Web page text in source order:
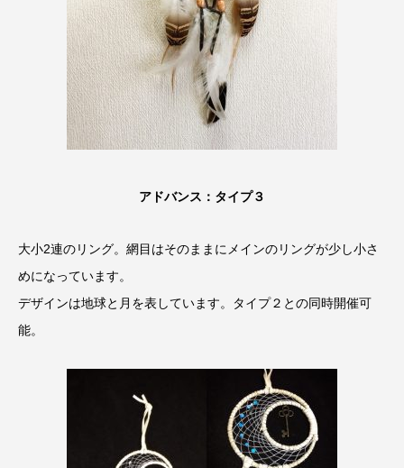
アドバンス：タイプ３
大小2連のリング。網目はそのままにメインのリングが少し小さ
めになっています。
デザインは地球と月を表しています。タイプ２との同時開催可
能。